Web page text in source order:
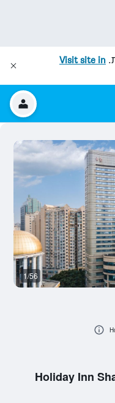
Visit site in
Holiday Inn
1/56